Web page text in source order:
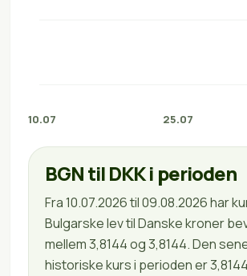
10.07 25.07
BGN til DKK i perioden
Fra 10.07.2026 til 09.08.2026 har
Bulgarske lev til Danske kroner
mellem 3,8144 og 3,8144. Den
historiske kurs i perioden er 3,8144